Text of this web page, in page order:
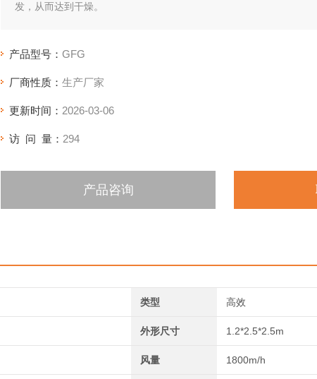
发，从而达到干燥。
产品型号： GFG
厂商性质： 生产厂家
更新时间： 2026-03-06
访 问 量： 294
产品咨询
类型 高效
外形尺寸 1.2*2.5*2.5m
风量 1800m/h